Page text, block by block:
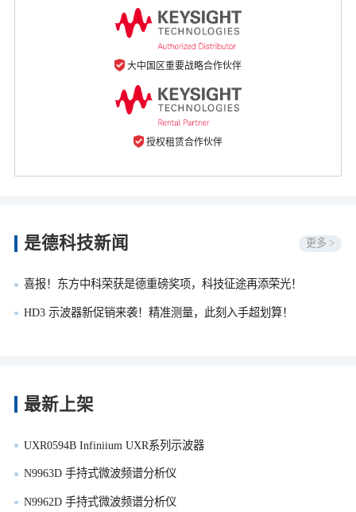
大中国区重要战略合作伙伴
授权租赁合作伙伴
是德科技新闻 更多 >
喜报！东方中科荣获是德重磅奖项，科技征途再添荣光！
HD3 示波器新促销来袭！精准测量，此刻入手超划算！
最新上架
UXR0594B Infiniium UXR系列示波器
N9963D 手持式微波频谱分析仪
N9962D 手持式微波频谱分析仪